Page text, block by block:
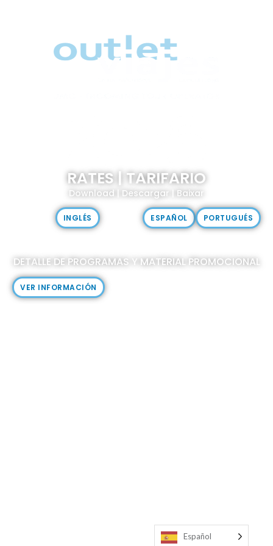
RATES | TARIFARIO
Download | Descargar | Baixar
INGLÉS ESPAÑOL PORTUGUÉS
DETALLE DE PROGRAMAS Y MATERIAL PROMOCIONAL
VER INFORMACIÓN
Español